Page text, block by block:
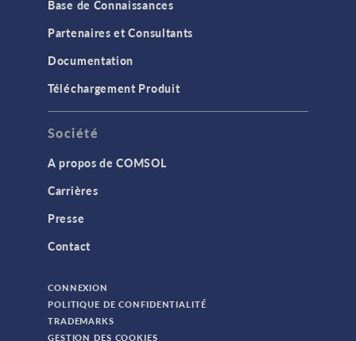
Base de Connaissances
Partenaires et Consultants
Documentation
Téléchargement Produit
Société
A propos de COMSOL
Carrières
Presse
Contact
CONNEXION
POLITIQUE DE CONFIDENTIALITÉ
TRADEMARKS
GESTION DES COOKIES